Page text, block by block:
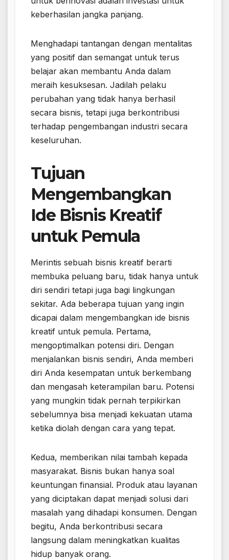
keberhasilan jangka panjang.
Menghadapi tantangan dengan mentalitas
yang positif dan semangat untuk terus
belajar akan membantu Anda dalam
meraih kesuksesan. Jadilah pelaku
perubahan yang tidak hanya berhasil
secara bisnis, tetapi juga berkontribusi
terhadap pengembangan industri secara
keseluruhan.
Tujuan
Mengembangkan
Ide Bisnis Kreatif
untuk Pemula
Merintis sebuah bisnis kreatif berarti
membuka peluang baru, tidak hanya untuk
diri sendiri tetapi juga bagi lingkungan
sekitar. Ada beberapa tujuan yang ingin
dicapai dalam mengembangkan ide bisnis
kreatif untuk pemula. Pertama,
mengoptimalkan potensi diri. Dengan
menjalankan bisnis sendiri, Anda memberi
diri Anda kesempatan untuk berkembang
dan mengasah keterampilan baru. Potensi
yang mungkin tidak pernah terpikirkan
sebelumnya bisa menjadi kekuatan utama
ketika diolah dengan cara yang tepat.
Kedua, memberikan nilai tambah kepada
masyarakat. Bisnis bukan hanya soal
keuntungan finansial. Produk atau layanan
yang diciptakan dapat menjadi solusi dari
masalah yang dihadapi konsumen. Dengan
begitu, Anda berkontribusi secara
langsung dalam meningkatkan kualitas
hidup banyak orang.